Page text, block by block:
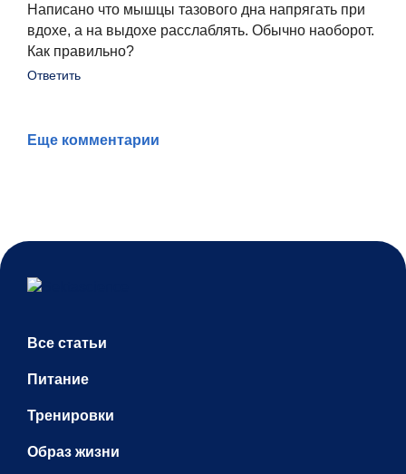
Написано что мышцы тазового дна напрягать при
вдохе, а на выдохе расслаблять. Обычно наоборот.
Как правильно?
Ответить
Еще комментарии
Все статьи
Питание
Тренировки
Образ жизни